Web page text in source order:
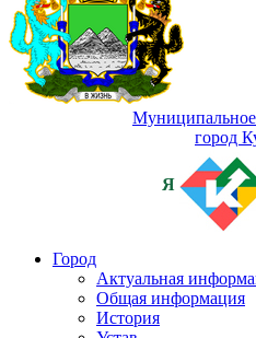
Муниципальное
город
Я
Город
Актуальная
Общая информация
История